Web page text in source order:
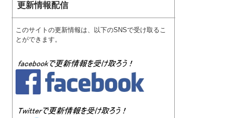
更新情報配信
このサイトの更新情報は、以下のSNSで受け取るこ
とができます。